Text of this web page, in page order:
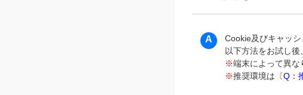
Cookie及びキャッシ
以下方法をお試し後
※端末によって異な
※推奨環境は〔Q：